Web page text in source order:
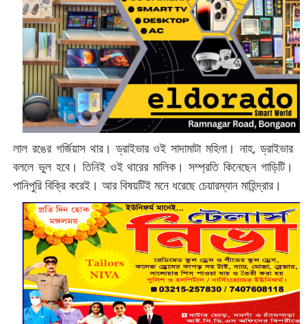
লাল রঙের গর্জিয়াস থার। ড্রাইভার ওই সাদামাটা মহিলা। নাহ, ড্রাইভার
বললে ভুল হবে। তিনিই ওই থারের মালিক। সম্প্রতি কিনেছেন গাড়িটি।
পানিপুরি বিক্রি করেই। আর বিষয়টিই মনে ধরেছে চেয়ারম্যান মাহিন্দ্রার।